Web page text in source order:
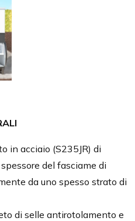
in acciaio (S235JR) di
del fasciame di
da uno spesso strato di
di selle antirotolamento e